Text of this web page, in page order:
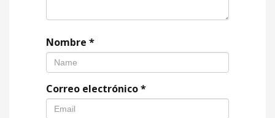
Nombre *
Correo electrónico*